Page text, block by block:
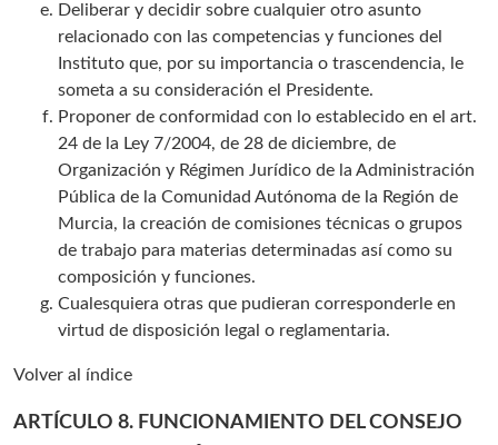
Deliberar y decidir sobre cualquier otro asunto
relacionado con las competencias y funciones del
Instituto que, por su importancia o trascendencia, le
someta a su consideración el Presidente.
Proponer de conformidad con lo establecido en el art.
24 de la Ley 7/2004, de 28 de diciembre, de
Organización y Régimen Jurídico de la Administración
Pública de la Comunidad Autónoma de la Región de
Murcia, la creación de comisiones técnicas o grupos
de trabajo para materias determinadas así como su
composición y funciones.
Cualesquiera otras que pudieran corresponderle en
virtud de disposición legal o reglamentaria.
Volver al índice
ARTÍCULO 8. FUNCIONAMIENTO DEL CONSEJO